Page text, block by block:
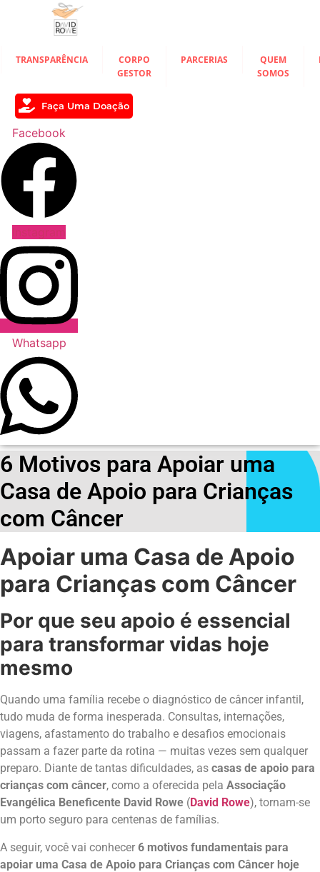
conteúdo
TRANSPARÊNCIA
CORPO
GESTOR
PARCERIAS
QUEM
SOMOS
Faça Uma Doação
Facebook
Whatsapp
6 Motivos para Apoiar uma
Casa de Apoio para Crianças
com Câncer
Apoiar uma Casa de Apoio
para Crianças com Câncer
Por que seu apoio é essencial
para transformar vidas hoje
mesmo
Quando uma família recebe o diagnóstico de câncer infantil,
tudo muda de forma inesperada. Consultas, internações,
viagens, afastamento do trabalho e desafios emocionais
passam a fazer parte da rotina — muitas vezes sem qualquer
preparo. Diante de tantas dificuldades, as casas de apoio para
crianças com câncer, como a oferecida pela Associação
Evangélica Beneficente David Rowe (David Rowe), tornam-se
um porto seguro para centenas de famílias.
A seguir, você vai conhecer 6 motivos fundamentais para
apoiar uma Casa de Apoio para Crianças com Câncer hoje